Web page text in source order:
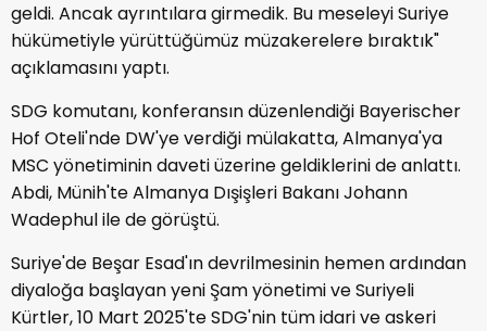
geldi. Ancak ayrıntılara girmedik. Bu meseleyi Suriye
hükümetiyle yürüttüğümüz müzakerelere bıraktık"
açıklamasını yaptı.
SDG komutanı, konferansın düzenlendiği Bayerischer
Hof Oteli'nde DW'ye verdiği mülakatta, Almanya'ya
MSC yönetiminin daveti üzerine geldiklerini de anlattı.
Abdi, Münih'te Almanya Dışişleri Bakanı Johann
Wadephul ile de görüştü.
Suriye'de Beşar Esad'ın devrilmesinin hemen ardından
diyaloğa başlayan yeni Şam yönetimi ve Suriyeli
Kürtler, 10 Mart 2025'te SDG'nin tüm idari ve askeri